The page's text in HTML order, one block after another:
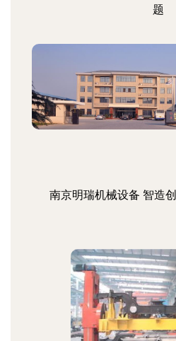
题
南京明瑞机械设备 智造